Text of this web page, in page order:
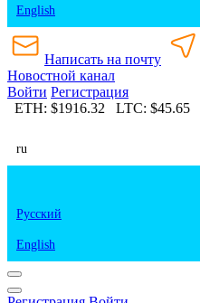
English
Написать на почту
Новостной канал
Войти Регистрация
ETH:$1916.32 LTC:$45.65
ru
Русский
English